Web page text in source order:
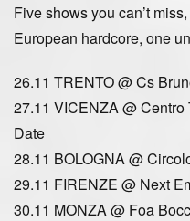
Five shows you can’t
European hardcore, one
26.11 TRENTO @ Cs
27.11 VICENZA @
Date
28.11 BOLOGNA @
29.11 FIRENZE @ Next
30.11 MONZA @ Foa